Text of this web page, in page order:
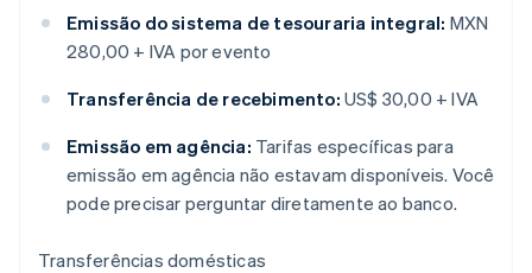
Emissão do sistema de tesouraria integral: MXN
280,00 + IVA por evento
Transferência de recebimento: US$ 30,00 + IVA
Emissão em agência: Tarifas específicas para
emissão em agência não estavam disponíveis. Você
pode precisar perguntar diretamente ao banco.
Transferências domésticas